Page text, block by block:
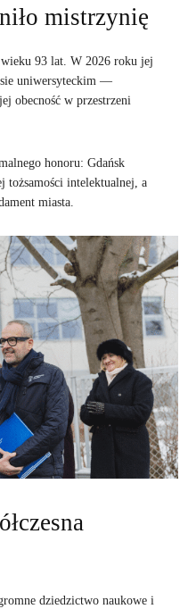
mistrzynię
93 lat. W 2026 roku jej
uniwersyteckim —
obecność w przestrzeni
honoru: Gdańsk
tożsamości intelektualnej, a
miasta.
dziedzictwo naukowe i